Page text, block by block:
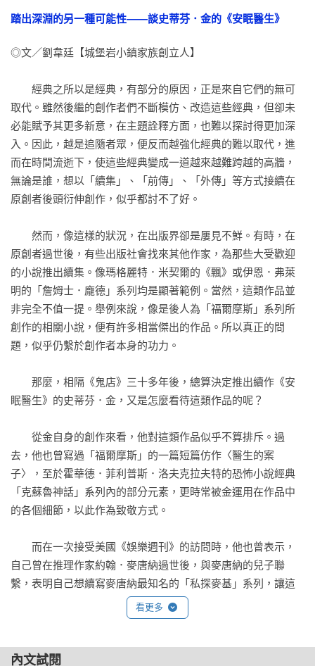
【來自各界的一致好評】
再多說嗎？這是不可能讓人失望的！……你只能佩服他身為小
芬．金小說的人也必須向大師屈膝！
——泰晤士報
史蒂芬．金的懸疑故事絕對教人欲罷不能，無人能敵！這部作
品就像他寫的其他書一樣會讓人上癮，堪稱這位世界上最傑出
的恐怖小說家的巨大成就！
——星期天快報
這本書不單純只是「《鬼店》續集」，故事不但是獨立的，而
且成功地吸引我們注意小丹尼的超自然能力，讓超自然能力變
得更為強大、更加不可思議，甚至可能超越這本書，進入其他
史蒂芬．金的世界。
——亞馬遜書店當月最佳選書
精采的續集……史蒂芬．金是個天才，他非常擅長將平凡的事
——倫敦標準晚報
局發生在秋天並非巧合，你幾乎可以聞到樹葉堆燃燒的味道，
那芳香的煙霧和火葬柴堆的氣味混雜在一起。
——英國SFX網站
《安眠醫生》是一本令人興奮、娛樂性十足的小說，作者不再
去哪裡尋找。
——每日電訊報
史上最棒的恐怖故事的精采續集……了不起！
不喜歡寫續集的史蒂芬．金，寫了這本《鬼店》的續集，給垂
踏出深淵的另一種可能性——談史蒂芬．金的《安眠醫生》
◎文／劉韋廷【城堡岩小鎮家族創立人】
經典之所以是經典，有部分的原因，正是來自它們的無可
取代。雖然後繼的創作者們不斷模仿、改造這些經典，但卻未
必能賦予其更多新意，在主題詮釋方面，也難以探討得更加深
入。因此，越是追隨者眾，便反而越強化經典的難以取代，進
而在時間流逝下，使這些經典變成一道越來越難跨越的高牆，
無論是誰，想以「續集」、「前傳」、「外傳」等方式接續在
原創者後頭衍伸創作，似乎都討不了好。
然而，像這樣的狀況，在出版界卻是屢見不鮮。有時，在
原創者過世後，有些出版社會找來其他作家，為那些大受歡迎
的小說推出續集。像瑪格麗特．米契爾的《飄》或伊恩．弗萊
明的「詹姆士．龐德」系列均是顯著範例。當然，這類作品並
非完全不值一提。舉例來說，像是後人為「福爾摩斯」系列所
創作的相關小說，便有許多相當傑出的作品。所以真正的問
題，似乎仍繫於創作者本身的功力。
那麼，相隔《鬼店》三十多年後，總算決定推出續作《安
眠醫生》的史蒂芬．金，又是怎麼看待這類作品的呢？
從金自身的創作來看，他對這類作品似乎不算排斥。過
去，他也曾寫過「福爾摩斯」的一篇短篇仿作〈醫生的案
子〉，至於霍華德．菲利普斯．洛夫克拉夫特的恐怖小說經典
「克蘇魯神話」系列內的部分元素，更時常被金運用在作品中
的各個細節，以此作為致敬方式。
而在一次接受美國《娛樂週刊》的訪問時，他也曾表示，
自己曾在推理作家約翰．麥唐納過世後，與麥唐納的兒子聯
繫，表明自己想續寫麥唐納最知名的「私探麥基」系列，讓這
系列有個完整結局，更說明自己會將版稅全數捐贈給慈善機
構，不會藉此賺進任何一分錢。沒想到的是，麥唐納之子拒絕
唐納只有一個，世上也沒人能取代他來撰寫「私探麥基」系
看更多
內文試閱